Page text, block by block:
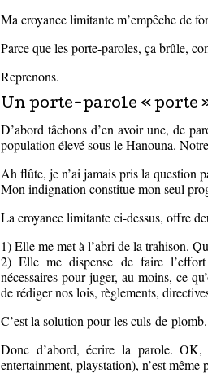
Ma croyance limitante m’empêche de
Parce que les porte-paroles, ça brûle,
Reprenons.
Un porte-parole « porte
D’abord tâchons d’en avoir une, de
population élevé sous le Hanouna.
Ah flûte, je n’ai jamais pris la question
Mon indignation constitue mon seul
La croyance limitante ci-dessus, offre
1) Elle me met à l’abri de la trahison.
2) Elle me dispense de faire l’effort
nécessaires pour juger, au moins, ce
de rédiger nos lois, règlements,
C’est la solution pour les culs-de-
Donc d’abord, écrire la parole. OK,
entertainment, playstation), n’est même